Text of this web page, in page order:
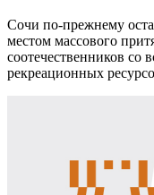
Сочи по-прежнему
местом массового
соотечественников со
рекреационных